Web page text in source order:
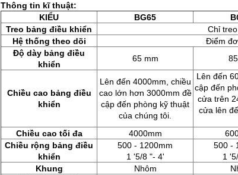
Thông tin kĩ thuật:
KIỂU
BG65
Treo bảng điều khiển
Chỉ
Hệ thống theo dõi
Điểm
Độ dày bảng điều
khiển
65 mm
Chiều cao bảng điều
khiển
Lên đến 4000mm, chiều
cao lớn hơn 3000mm đề
cập đến phòng kỹ thuật
của chúng tôi.
Lên đến
cập đến
cửa trên
cửa lên
Chiều cao tối đa
4000mm
Chiều rộng bảng điều
khiển
500 - 1200mm
1 '5/8 "- 4'
500 -
1
Khung
Nhôm